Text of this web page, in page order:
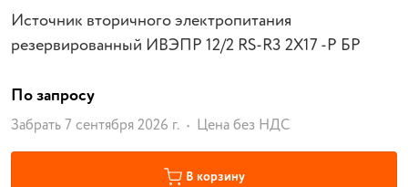
Источник вторичного электропитания
резервированный ИВЭПР 12/2 RS-R3 2Х17 -Р БР
По запросу
Забрать 7 сентября 2026 г. Цена без НДС
В корзину